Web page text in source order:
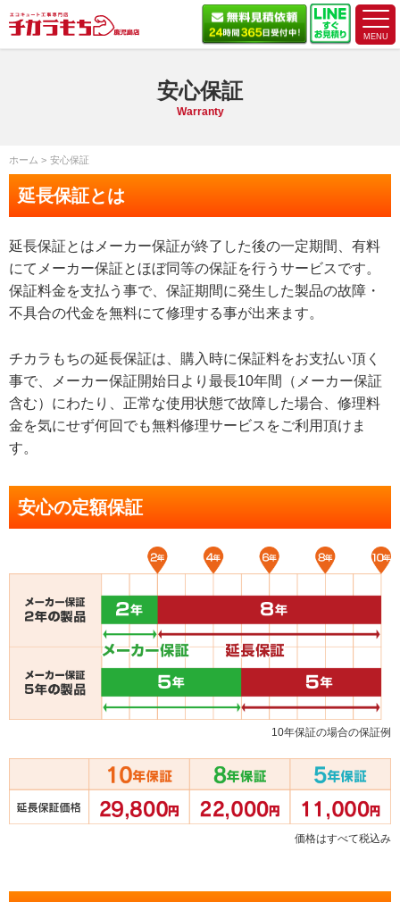
安心保証
Warranty
ホーム 安心保証
延長保証とは
延長保証とはメーカー保証が終了した後の一定期間、有料
にてメーカー保証とほぼ同等の保証を行うサービスです。
保証料金を支払う事で、保証期間に発生した製品の故障・
不具合の代金を無料にて修理する事が出来ます。
チカラもちの延長保証は、購入時に保証料をお支払い頂く
事で、メーカー保証開始日より最長10年間（メーカー保証
含む）にわたり、正常な使用状態で故障した場合、修理料
金を気にせず何回でも無料修理サービスをご利用頂けま
す。
安心の定額保証
10年保証の場合の保証例
価格はすべて税込み